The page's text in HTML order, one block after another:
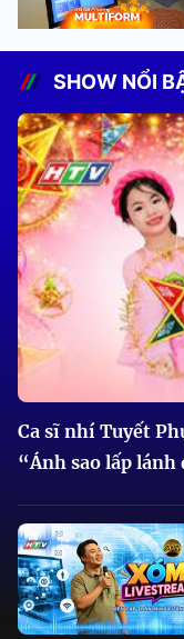
SHOW NỔI
Ca sĩ nhí Tuyết
“Ánh sao lấp lánh